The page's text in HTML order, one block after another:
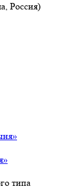
Россия)
типа